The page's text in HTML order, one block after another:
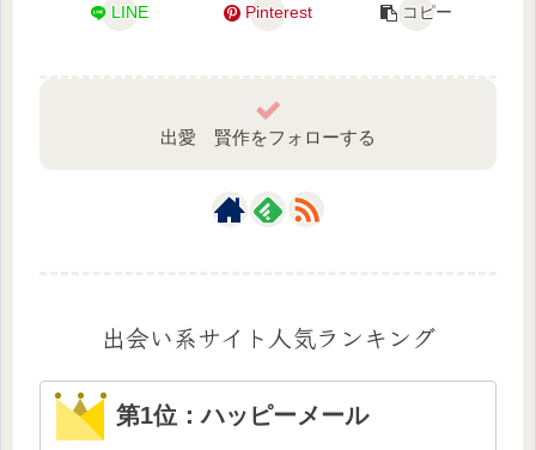
LINE Pinterest コピー
出愛 賢作をフォローする
出会い系サイト人気ランキング
第1位：ハッピーメール